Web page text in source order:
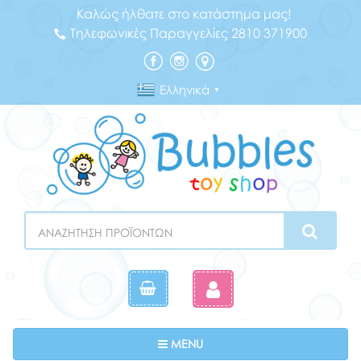
Καλώς ήλθατε στο κατάστημα μας!
Τηλεφωνικές Παραγγελίες 2810 371900
Ελληνικά ▼
MENUToggle navigation